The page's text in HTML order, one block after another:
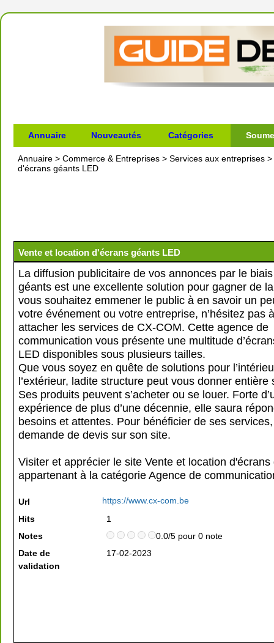
Annuaire Nouveautés Catégories
Annuaire > Commerce & Entreprises > Services aux entreprises >
d'écrans géants LED
Vente et location d'écrans géants LED
La diffusion publicitaire de vos annonces par le
géants est une excellente solution pour gagner de
vous souhaitez emmener le public à en savoir un
votre événement ou votre entreprise, n’hésitez pas
attacher les services de CX-COM. Cette agence de
communication vous présente une multitude
LED disponibles sous plusieurs tailles.
Que vous soyez en quête de solutions pour
l’extérieur, ladite structure peut vous donner entière
Ses produits peuvent s’acheter ou se louer. Forte
expérience de plus d’une décennie, elle saura
besoins et attentes. Pour bénéficier de ses
demande de devis sur son site.
Visiter et apprécier le site Vente et location
appartenant à la catégorieAgence de
Url
https://www.cx-com.be
Hits
1
Notes
0.0/5 pour 0 note
Date de
validation
17-02-2023